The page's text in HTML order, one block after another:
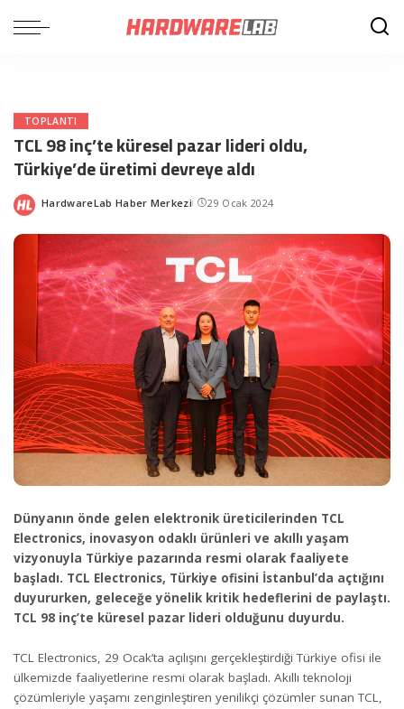
TOPLANTI
TCL 98 inç’te küresel pazar lideri oldu,
Türkiye’de üretimi devreye aldı
Posted
HardwareLab Haber Merkezi 29 Ocak 2024
Dünyanın önde gelen elektronik üreticilerinden TCL
Electronics, inovasyon odaklı ürünleri ve akıllı yaşam
vizyonuyla Türkiye pazarında resmi olarak faaliyete
başladı. TCL Electronics, Türkiye ofisini İstanbul’da açtığını
duyururken, geleceğe yönelik kritik hedeflerini de paylaştı.
TCL 98 inç’te küresel pazar lideri olduğunu duyurdu.
TCL Electronics, 29 Ocak’ta açılışını gerçekleştirdiği Türkiye ofisi ile
ülkemizde faaliyetlerine resmi olarak başladı. Akıllı teknoloji
çözümleriyle yaşamı zenginleştiren yenilikçi çözümler sunan TCL,